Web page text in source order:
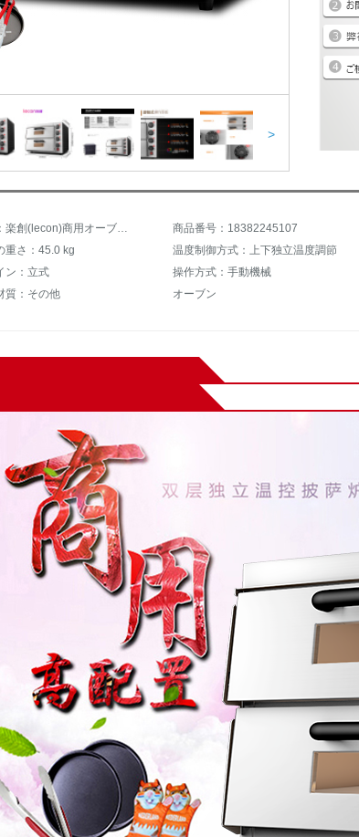
>
商品名称：楽創(lecon)商用オーブントースター二層ケーキパン大オーブン設備電気オーブン商用ピザオーブン二重オーブンオーブン 商品番号：18382245107
重さ：45.0 kg
温度制御方式：上下独立温度調節
ン：立式
操作方式：手動機械
質：その他
オーブン